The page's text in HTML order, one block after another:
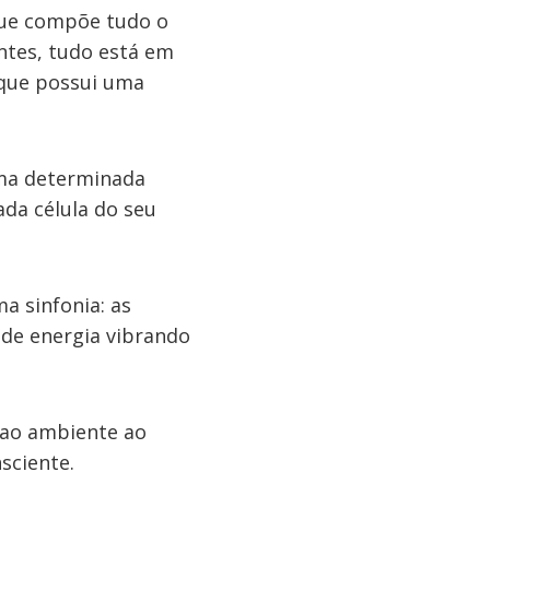
compõe tudo o
tudo está em
possui uma
determinada
célula do seu
sinfonia: as
energia vibrando
ambiente ao